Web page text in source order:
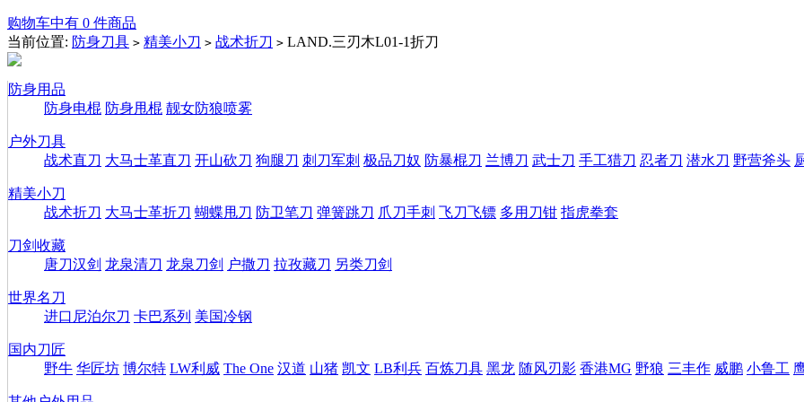
购物车中有 0 件商品
当前位置: 防身刀具 > 精美小刀 > 战术折刀 > LAND.三刃木L01-1折刀
防身用品
防身电棍 防身甩棍 靓女防狼喷雾
户外刀具
战术直刀 大马士革直刀 开山砍刀 狗腿刀 刺刀军刺 极品刀奴 防暴棍刀 兰博刀 武士刀 手工猎刀 忍者刀 潜水刀 野营斧头
精美小刀
战术折刀 大马士革折刀 蝴蝶甩刀 防卫笔刀 弹簧跳刀 爪刀手刺 飞刀飞镖 多用刀钳 指虎拳套
刀剑收藏
唐刀汉剑 龙泉清刀 龙泉刀剑 户撒刀 拉孜藏刀 另类刀剑
世界名刀
进口尼泊尔刀 卡巴系列 美国冷钢
国内刀匠
野牛 华匠坊 博尔特 LW利威 The One 汉道 山猪 凯文 LB利兵 百炼刀具 黑龙 随风刃影 香港MG 野狼 三丰作 威鹏 小鲁工